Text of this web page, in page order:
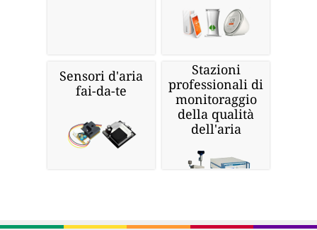
Sensori d'aria
fai-da-te
Stazioni
professionali di
monitoraggio
della qualità
dell'aria